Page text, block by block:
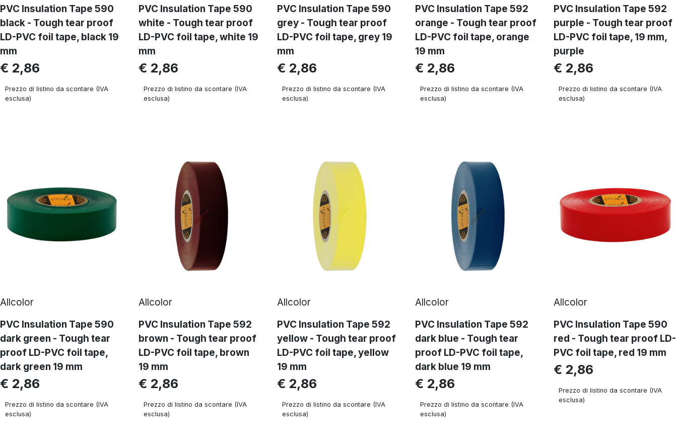
PVC Insulation Tape 590
black - Tough tear proof
LD-PVC foil tape, black 19
mm
€ 2,86
Prezzo di listino da scontare (IVA
esclusa)
PVC Insulation Tape 590
white - Tough tear proof
LD-PVC foil tape, white 19
mm
€ 2,86
Prezzo di listino da scontare (IVA
esclusa)
PVC Insulation Tape 590
grey - Tough tear proof
LD-PVC foil tape, grey 19
mm
€ 2,86
Prezzo di listino da scontare (IVA
esclusa)
PVC Insulation Tape 592
orange - Tough tear proof
LD-PVC foil tape, orange
19 mm
€ 2,86
Prezzo di listino da scontare (IVA
esclusa)
PVC Insulation Tape 592
purple - Tough tear proof
LD-PVC foil tape, 19 mm,
purple
€ 2,86
Prezzo di listino da scontare (IVA
esclusa)
Allcolor
PVC Insulation Tape 590
dark green - Tough tear
proof LD-PVC foil tape,
dark green 19 mm
€ 2,86
Prezzo di listino da scontare (IVA
esclusa)
Allcolor
PVC Insulation Tape 592
brown - Tough tear proof
LD-PVC foil tape, brown
19 mm
€ 2,86
Prezzo di listino da scontare (IVA
esclusa)
Allcolor
PVC Insulation Tape 592
yellow - Tough tear proof
LD-PVC foil tape, yellow
19 mm
€ 2,86
Prezzo di listino da scontare (IVA
esclusa)
Allcolor
PVC Insulation Tape 592
dark blue - Tough tear
proof LD-PVC foil tape,
dark blue 19 mm
€ 2,86
Prezzo di listino da scontare (IVA
esclusa)
Allcolor
PVC Insulation Tape 590
red - Tough tear proof LD-
PVC foil tape, red 19 mm
€ 2,86
Prezzo di listino da scontare (IVA
esclusa)